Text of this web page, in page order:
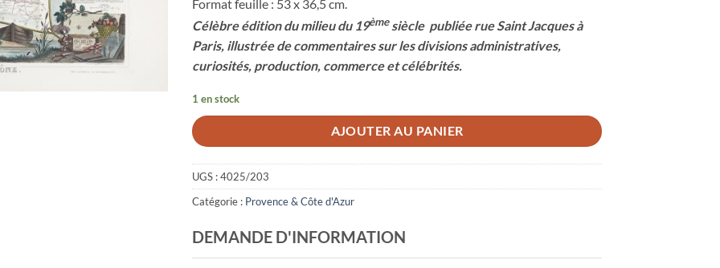
Format feuille : 53 x 36,5 cm.
Célèbre édition du milieu du 19èmesiècle publiée rue Saint Jacques à
Paris, illustrée de commentaires sur les divisions administratives,
curiosités, production, commerce et célébrités.
1 en stock
AJOUTER AU PANIER
UGS :4025/203
Catégorie : Provence & Côte d'Azur
DEMANDE D'INFORMATION